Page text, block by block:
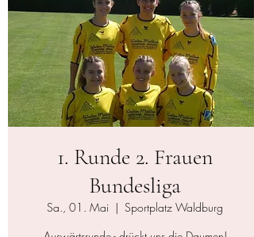
1. Runde 2. Frauen
Bundesliga
Sa., 01. Mai
  |
Sportplatz Waldburg